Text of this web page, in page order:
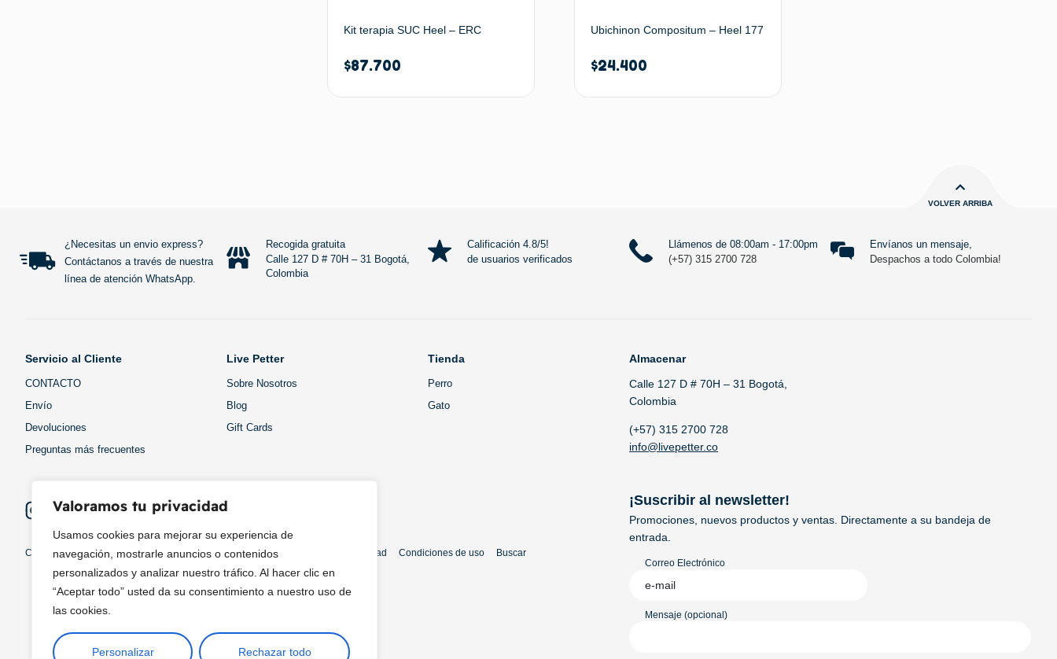
Valoramos tu privacidad
Usamos cookies para mejorar su experiencia de
navegación, mostrarle anuncios o contenidos
personalizados y analizar nuestro tráfico. Al hacer clic en
“Aceptar todo” usted da su consentimiento a nuestro uso de
las cookies.
Personalizar Rechazar todo
Kit terapia SUC Heel – ERC
$87.700
Ubichinon Compositum – Heel 177
$24.400
VOLVER ARRIBA
¿Necesitas un envio express?
Contáctanos a través de nuestra
línea de atención WhatsApp.
Recogida gratuita
Calle 127 D # 70H – 31 Bogotá,
Colombia
Calificación 4.8/5!
de usuarios verificados
Llámenos de 08:00am - 17:00pm
(+57) 315 2700 728
Envíanos un mensaje,
Despachos a todo Colombia!
Servicio al Cliente
CONTACTO
Envío
Devoluciones
Preguntas más frecuentes
Live Petter
Sobre Nosotros
Blog
Gift Cards
Tienda
Perro
Gato
Almacenar
Calle 127 D # 70H – 31 Bogotá,
Colombia
(+57) 315 2700 728
info@livepetter.co
Copyright © 2025 ¦ livepetter: Todos los derechos reservados. política de privacidad Condiciones de uso Buscar
¡Suscribir al newsletter!
Promociones, nuevos productos y ventas. Directamente a su bandeja de
entrada.
Correo Electrónico
Mensaje (opcional)